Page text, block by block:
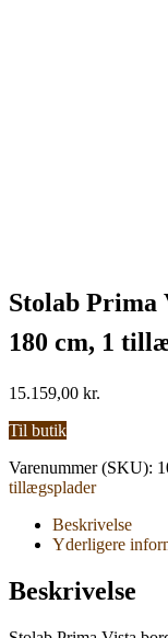
Stolab Prima
180 cm, 1
15.159,00 kr.
Til butik
Varenummer (SKU):
tillægsplader
Beskrivelse
Yderligere
Beskrivelse